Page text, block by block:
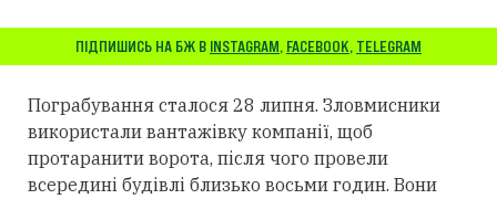
ПІДПИШИСЬ НА БЖ В INSTAGRAM, FACEBOOK, TELEGRAM
Пограбування сталося 28 липня. Зловмисники
використали вантажівку компанії, щоб
протаранити ворота, після чого провели
всередині будівлі близько восьми годин. Вони